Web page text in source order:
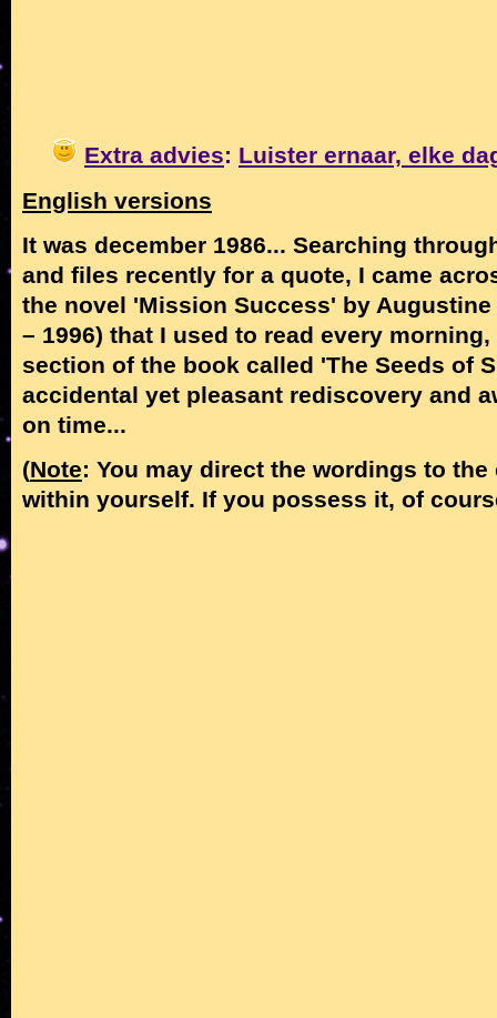
Extra advies: Luister ernaar, elke
English versions
It was december 1986... Searching
and files recently for a quote, I came
the novel 'Mission Success' by Augustine
– 1996) that I used to read every
section of the book called 'The Seeds of
accidental yet pleasant rediscovery and
on time...
(Note: You may direct the wordings to
within yourself. If you possess it, of